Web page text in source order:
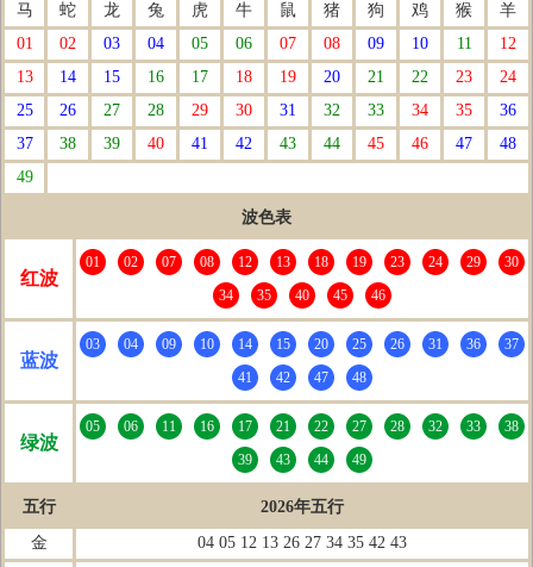
马
蛇 龙 兔 虎 牛 鼠 猪 狗 鸡 猴
羊
01
02 03 04 05 06 07 08 09 10 11
12
13
14 15 16 17 18 19 20 21 22 23
24
25
26 27 28 29 30 31 32 33 34 35
36
37
38 39 40 41 42 43 44 45 46 47
48
49
波色表
红波
01 02 07 08 12 13 18 19 23 24 29
30
34
35 40 45 46
蓝波
03 04 09 10 14 15 20 25 26 31 36
37
41
42 47 48
绿波
05 06 11 16 17 21 22 27 28 32 33
38
39
43 44 49
五行
2026年五行
金
04 05 12 13 26 27 34 35 42 43